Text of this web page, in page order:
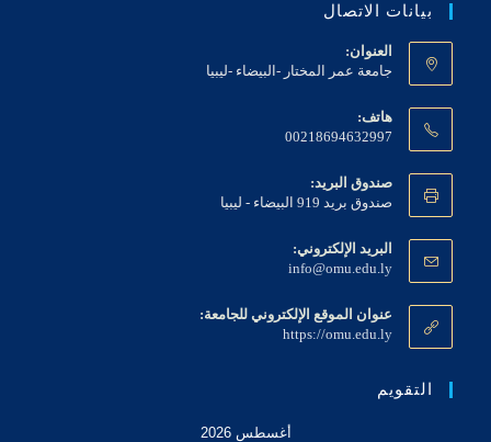
بيانات الاتصال
العنوان:
جامعة عمر المختار -البيضاء -ليبيا
هاتف:
00218694632997
صندوق البريد:
صندوق بريد 919 البيضاء - ليبيا
البريد الإلكتروني:
info@omu.edu.ly
Opens
your
application
عنوان الموقع الإلكتروني للجامعة:
https://omu.edu.ly
التقويم
أغسطس 2026